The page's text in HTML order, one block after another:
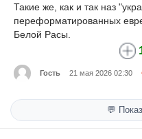
Такие же, как и так наз
переформатированных
Белой Расы.
Гость 21 мая 2026 02:30
💬